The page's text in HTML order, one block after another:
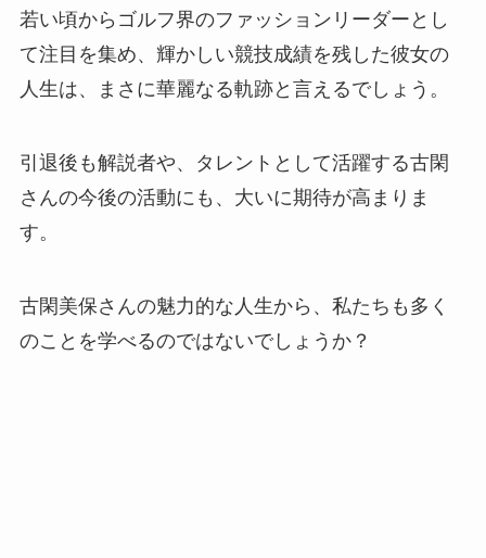
若い頃からゴルフ界のファッションリーダーとし
て注目を集め、輝かしい競技成績を残した彼女の
人生は、まさに華麗なる軌跡と言えるでしょう。
引退後も解説者や、タレントとして活躍する古閑
さんの今後の活動にも、大いに期待が高まりま
す。
古閑美保さんの魅力的な人生から、私たちも多く
のことを学べるのではないでしょうか？